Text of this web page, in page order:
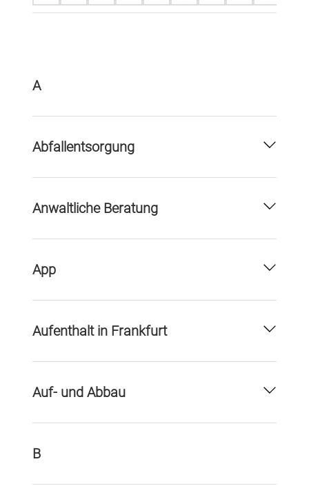
A
Abfallentsorgung
Anwaltliche Beratung
App
Aufenthalt in Frankfurt
Auf- und Abbau
B